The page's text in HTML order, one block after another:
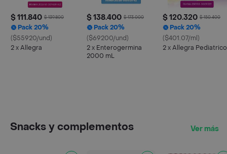
$ 111.840 $ 139.800
Pack 20%
($55920/und)
2 x Allegra
$ 138.400 $ 173.000
Pack 20%
($69200/und)
2 x Enterogermina
2000 mL
$ 120.320 $ 150.400
Pack 20%
($401.07/ml)
2 x Allegra Pediatrico
Snacks y complementos Ver más